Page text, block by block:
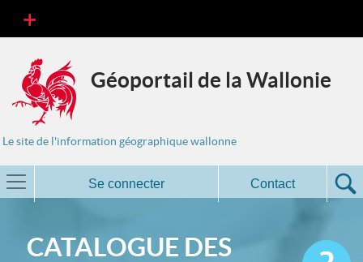
Géoportail de la Wallonie
Le site de l'information géographique wallonne
Se connecter Contact
CATALOGUE DES